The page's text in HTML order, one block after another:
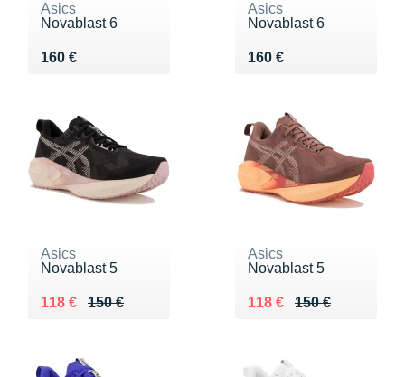
Asics
Novablast 6
160 €
Vendu 160 €
Asics
Novablast 6
160 €
Vendu 160 €
Asics
Novablast 5
150 €
Au lieu de 150 €
118 €
Vendu 118 €
Asics
Novablast 5
150 €
Au lieu de 150 €
118 €
Vendu 118 €